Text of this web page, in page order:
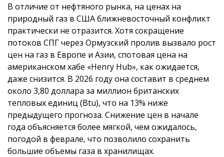
В отличие от нефтяного рынка, на ценах на
природный газ в США ближневосточный конфликт
практически не отразится. Хотя сокращение
потоков СПГ через Ормузский пролив вызвало рост
цен на газ в Европе и Азии, спотовая цена на
американском хабе «Henry Hub», как ожидается,
даже снизится. В 2026 году она составит в среднем
около 3,80 доллара за миллион британских
тепловых единиц (Btu), что на 13% ниже
предыдущего прогноза. Снижение цен в начале
года объясняется более мягкой, чем ожидалось,
погодой в феврале, что позволило сохранить
большие объемы газа в хранилищах.